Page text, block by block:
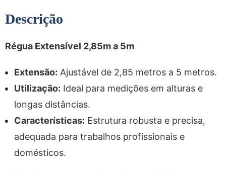
Descrição
Régua Extensível 2,85m a 5m
Extensão: Ajustável de 2,85 metros a 5 metros.
Utilização: Ideal para medições em alturas e
longas distâncias.
Características: Estrutura robusta e precisa,
adequada para trabalhos profissionais e
domésticos.